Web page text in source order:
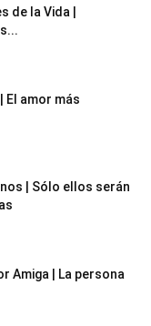
de la Vida |
El amor más
| Sólo ellos serán
Amiga | La persona